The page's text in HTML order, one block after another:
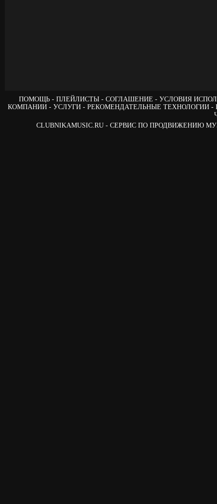
ПОМОЩЬ ПЛЕЙЛИСТЫ СОГЛАШЕНИЕ
УСЛОВИЯ
КОМПАНИИ
УСЛУГИ РЕКОМЕНДАТЕЛЬНЫЕ ТЕХНОЛОГИИ
CLUBNIKAMUSIC.RU - СЕРВИС ПО ПРОДВИЖЕНИЮ